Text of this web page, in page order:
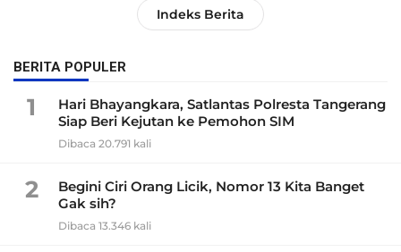
Indeks Berita
BERITA POPULER
1
Hari Bhayangkara, Satlantas Polresta Tangerang
Siap Beri Kejutan ke Pemohon SIM
Dibaca 20.791 kali
2
Begini Ciri Orang Licik, Nomor 13 Kita Banget
Gak sih?
Dibaca 13.346 kali